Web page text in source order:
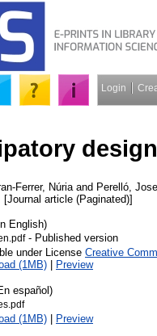
Login
Ferrer, Núria and Perelló,
article (Paginated)]
English)
- Published version
under License Creative
(1MB) | Preview
español)
(1MB) | Preview